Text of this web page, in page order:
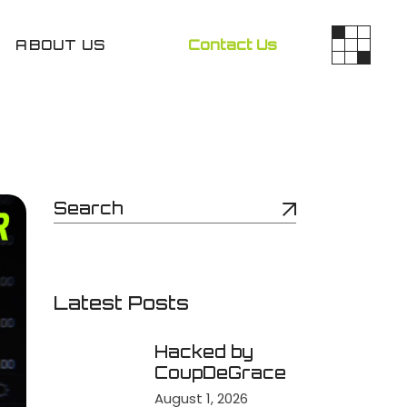
ABOUT US Contact Us
Latest Posts
Hacked by
CoupDeGrace
August 1, 2026